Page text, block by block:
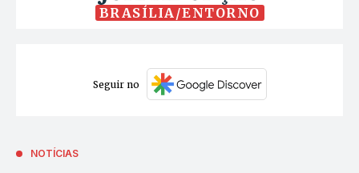
BRASÍLIA/ENTORNO
Seguir no
NOTÍCIAS